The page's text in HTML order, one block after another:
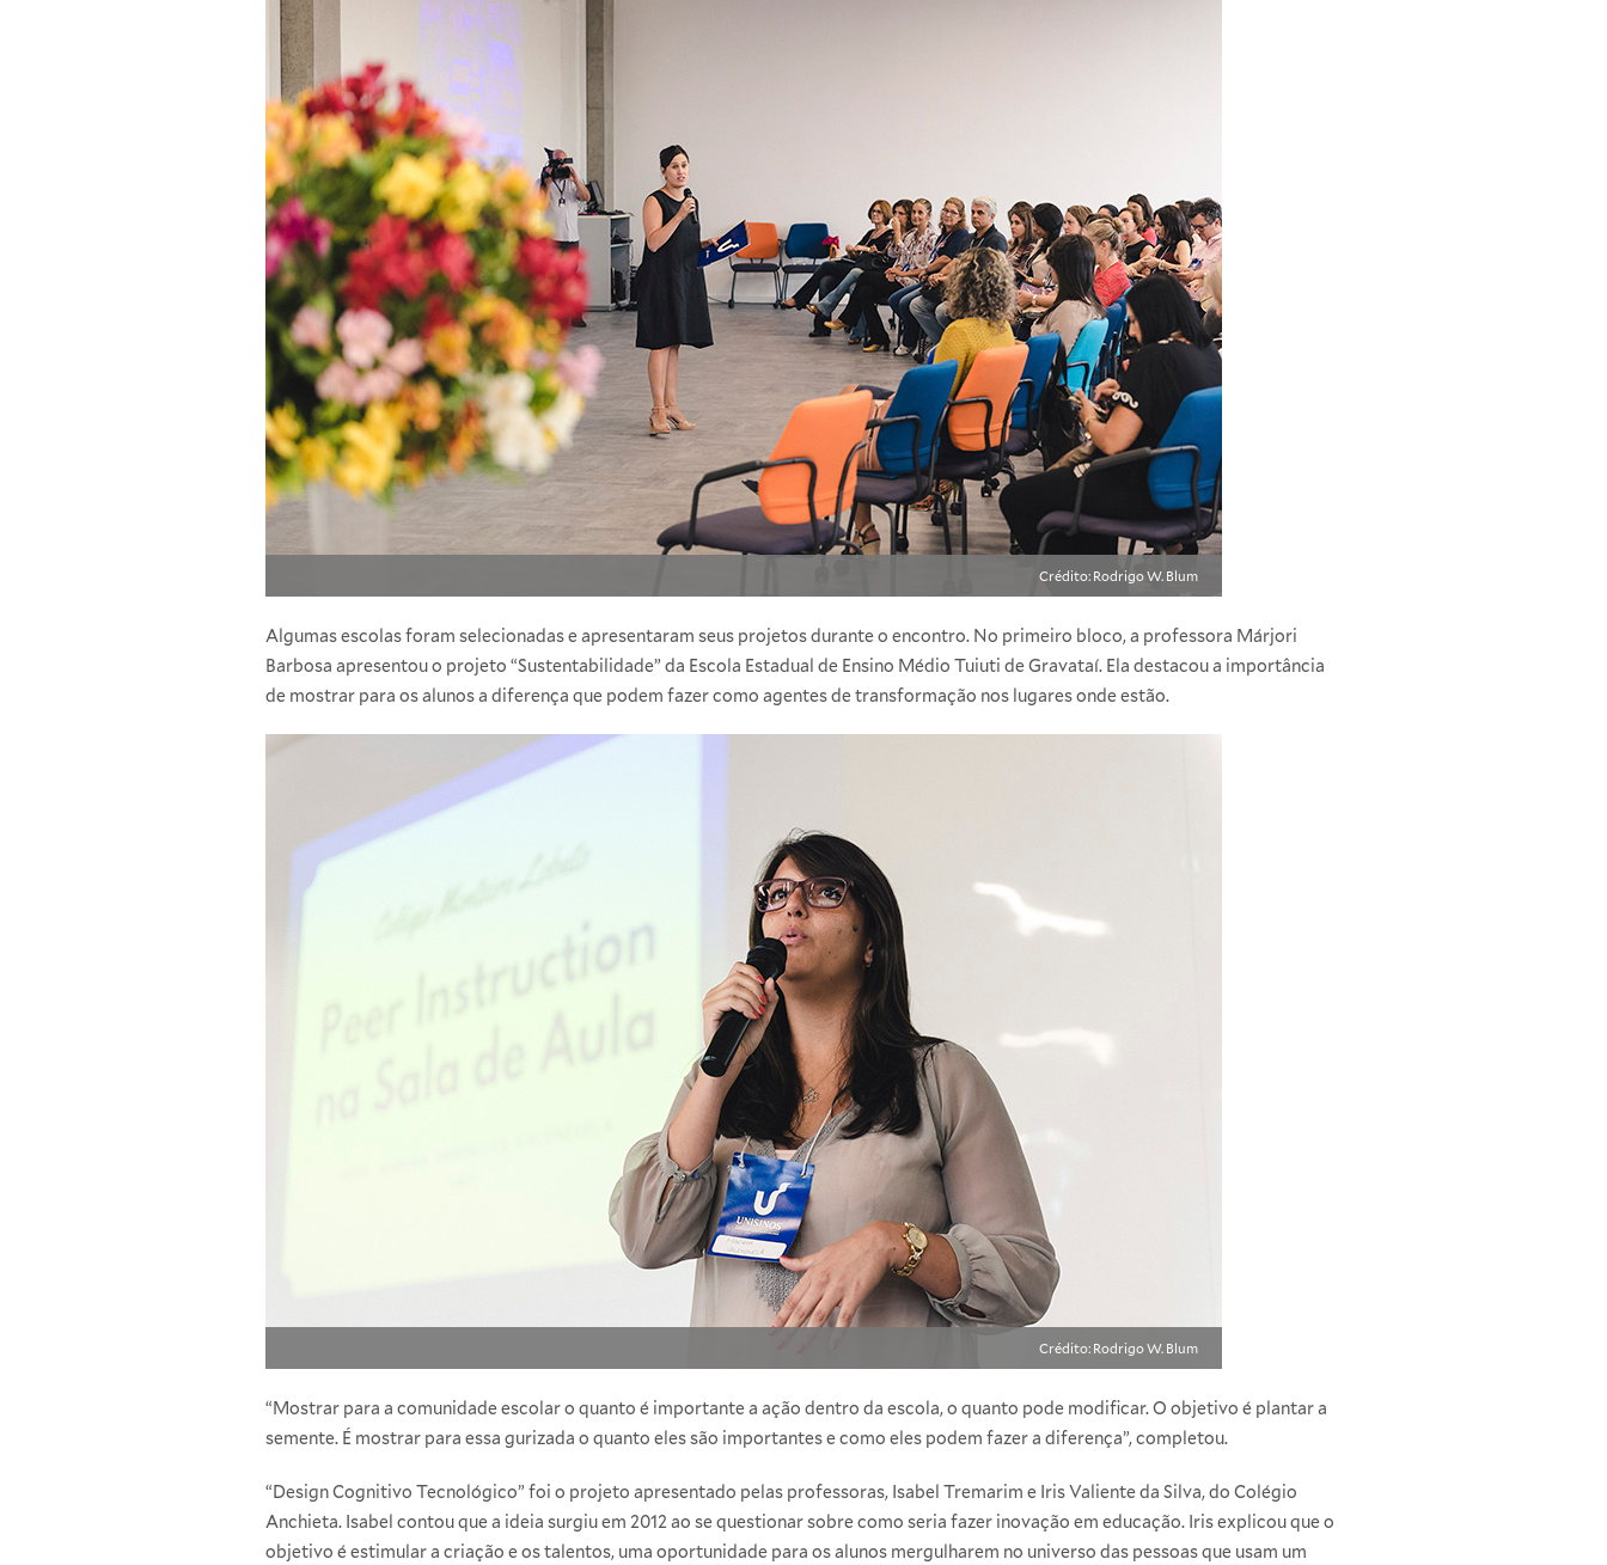
Crédito: Rodrigo W. Blum
Algumas escolas foram selecionadas e apresentaram seus projetos durante o encontro. No primeiro bloco, a professora Márjori
Barbosa apresentou o projeto “Sustentabilidade” da Escola Estadual de Ensino Médio Tuiuti de Gravataí. Ela destacou a importância
de mostrar para os alunos a diferença que podem fazer como agentes de transformação nos lugares onde estão.
Crédito: Rodrigo W. Blum
“Mostrar para a comunidade escolar o quanto é importante a ação dentro da escola, o quanto pode modificar. O objetivo é plantar a
semente. É mostrar para essa gurizada o quanto eles são importantes e como eles podem fazer a diferença”, completou.
“Design Cognitivo Tecnológico” foi o projeto apresentado pelas professoras, Isabel Tremarim e Iris Valiente da Silva, do Colégio
Anchieta. Isabel contou que a ideia surgiu em 2012 ao se questionar sobre como seria fazer inovação em educação. Iris explicou que o
objetivo é estimular a criação e os talentos, uma oportunidade para os alunos mergulharem no universo das pessoas que usam um